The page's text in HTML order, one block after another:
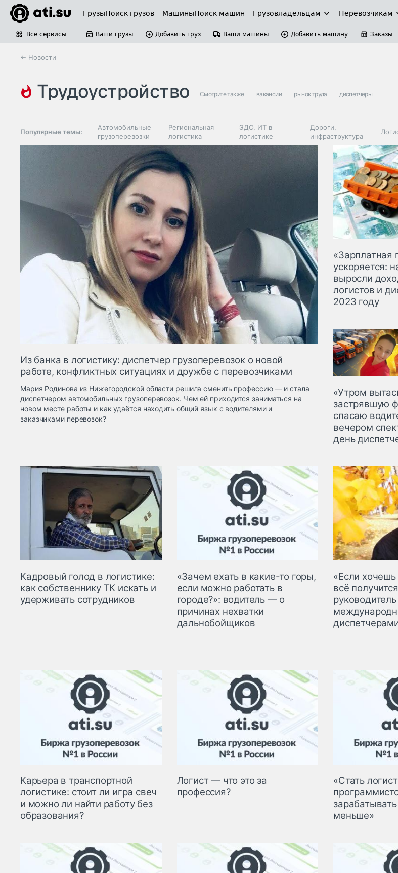
ГрузыПоиск грузов МашиныПоиск машин Грузовладельцам Перевозчикам
Все сервисы Ваши грузы Добавить груз Ваши машины Добавить машину Заказы
← Новости
трудоустройство Смотрите также вакансии рынок труда диспетчеры
Популярные темы:
Автомобильные
грузоперевозки
Региональная
логистика
ЭДО, ИТ в
логистике
Дороги,
инфраструктура
Таможня и ВЭД
Склады и
грузовые
терминалы
Спецтехника
Автосервис,
запчасти,
Из банка в логистику: диспетчер грузоперевозок о новой
работе, конфликтных ситуациях и дружбе с перевозчиками
Мария Родинова из Нижегородской области решила сменить профессию — и стала
диспетчером автомобильных грузоперевозок. Чем ей приходится заниматься на
новом месте работы и как удаётся находить общий язык с водителями и
заказчиками перевозок?
«Зарплатная
ускоряется:
выросли
логистов и
2023 году
«Утром
застрявшую
спасаю
вечером
день
Кадровый голод в логистике:
как собственнику ТК искать и
удерживать сотрудников
«Зачем ехать в какие-то горы,
если можно работать в
городе?»: водитель — о
причинах нехватки
дальнобойщиков
«Если
всё
Карьера в транспортной
логистике: стоит ли игра свеч
и можно ли найти работу без
образования?
Логист — что это за
профессия?
«Стать
меньше»